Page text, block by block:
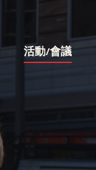
活動/會議